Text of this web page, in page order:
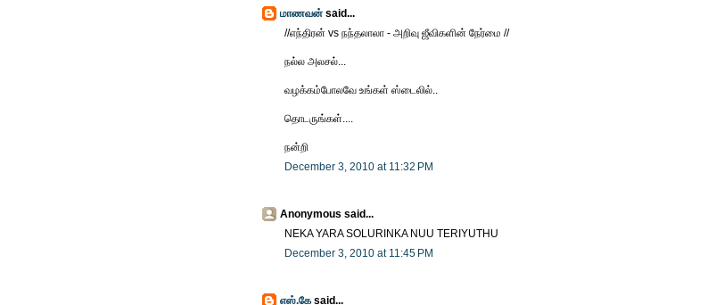
மாணவன் said...
//எந்திரன் vs நந்தலாலா - அறிவு ஜீவிகளின் நேர்மை //
நல்ல அலசல்...
வழக்கம்போலவே உங்கள் ஸ்டைலில்..
தொடருங்கள்....
நன்றி
December 3, 2010 at 11:32 PM
Anonymous said...
NEKA YARA SOLURINKA NUU TERIYUTHU
December 3, 2010 at 11:45 PM
எஸ்.கேsaid...